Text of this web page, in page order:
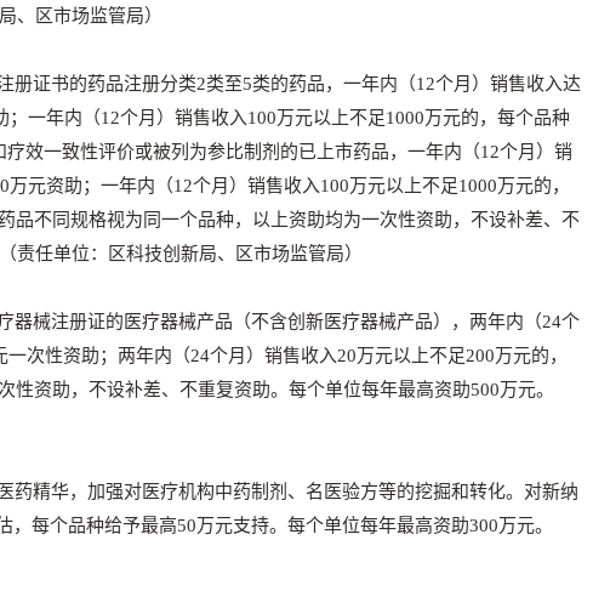
、区市场监管局）
册证书的药品注册分类2类至5类的药品，一年内（12个月）销售收入达
一年内（12个月）销售收入100万元以上不足1000万元的，每个品种
效一致性评价或被列为参比制剂的已上市药品，一年内（12个月）销
元资助；一年内（12个月）销售收入100万元以上不足1000万元的，
品不同规格视为同一个品种，以上资助均为一次性资助，不设补差、不
责任单位：区科技创新局、区市场监管局）
器械注册证的医疗器械产品（不含创新医疗器械产品），两年内（24个
次性资助；两年内（24个月）销售收入20万元以上不足200万元的，
资助，不设补差、不重复资助。每个单位每年最高资助500万元。
精华，加强对医疗机构中药制剂、名医验方等的挖掘和转化。对新纳
，每个品种给予最高50万元支持。每个单位每年最高资助300万元。